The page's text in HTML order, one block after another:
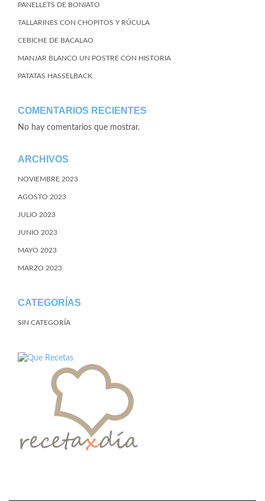
PANELLETS DE BONIATO
TALLARINES CON CHOPITOS Y RÚCULA
CEBICHE DE BACALAO
MANJAR BLANCO UN POSTRE CON HISTORIA
PATATAS HASSELBACK
COMENTARIOS RECIENTES
No hay comentarios que mostrar.
ARCHIVOS
NOVIEMBRE 2023
AGOSTO 2023
JULIO 2023
JUNIO 2023
MAYO 2023
MARZO 2023
CATEGORÍAS
SIN CATEGORÍA